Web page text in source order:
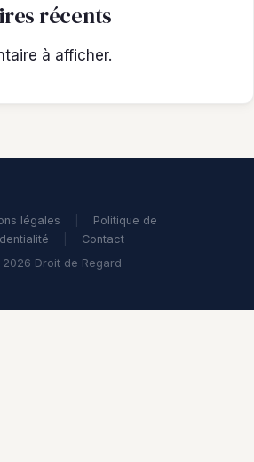
récents
à afficher.
légales
Politique de
Contact
Droit de Regard